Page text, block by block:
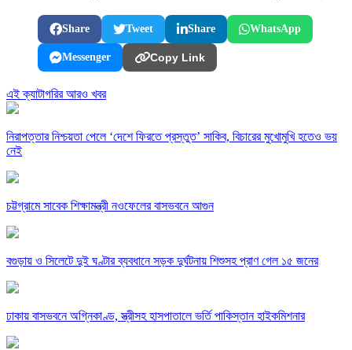
Share Tweet Share WhatsApp
Messenger Copy Link
এই ক্যাটাগরির আরও খবর
নিরাপত্তার নিশ্চয়তা পেলে ‘দেশে ফিরতে প্রস্তুত’ সাকিব, বিচারের মুখোমুখি হতেও ভয়
নেই
চট্টগ্রামে সাবেক শিক্ষামন্ত্রী নওফেলের বাসভবনে আগুন
বগুড়ায় ও সিলেটে দুই ঘণ্টার ব্যবধানে সড়ক দুর্ঘটনায় শিশুসহ প্রাণ গেল ১৫ জনের
ঢাকায় বাসভবনে অগ্নিকাণ্ড, স্ত্রীসহ হাসপাতালে ভর্তি পাকিস্তান হাইকমিশনার